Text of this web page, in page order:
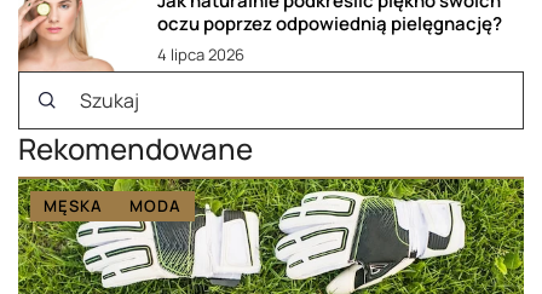
oczu poprzez odpowiednią pielęgnację?
4 lipca 2026
Rekomendowane
MĘSKA MODA